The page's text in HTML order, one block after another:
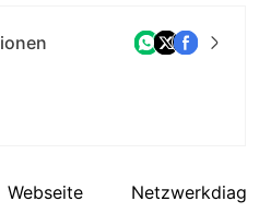
Webseite